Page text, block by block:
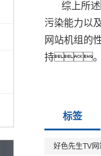
综上所
污染能力以
网站机组
持
标签
好色先生TV网